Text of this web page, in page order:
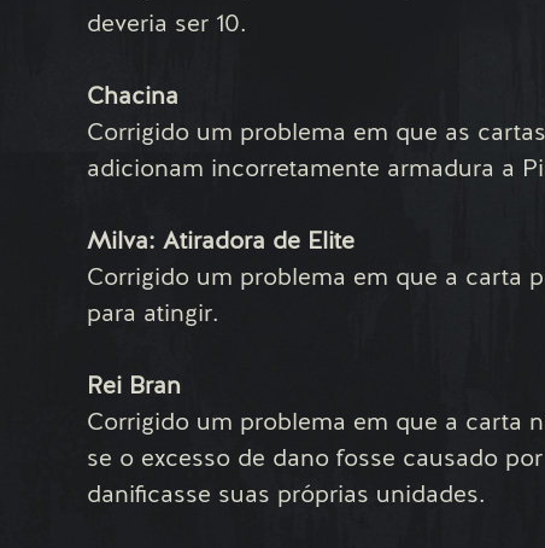
deveria ser 10.
Chacina
Corrigido um problema em que as
adicionam incorretamente armadura a
Milva: Atiradora de Elite
Corrigido um problema em que a carta
para atingir.
Rei Bran
Corrigido um problema em que a carta
se o excesso de dano fosse causado
danificasse suas próprias unidades.